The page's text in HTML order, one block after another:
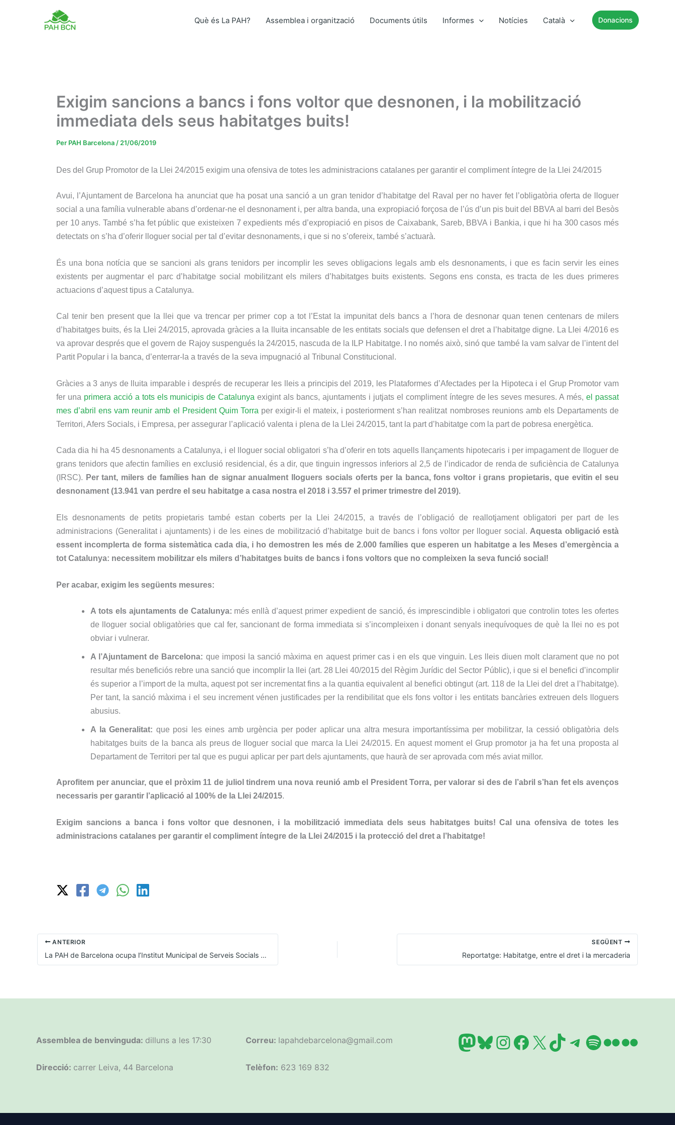
Què és La PAH? Assemblea i organització Documents útils Informes Notícies Català Donacions
Exigim sancions a bancs i fons voltor que desnonen, i la mobilització
immediata dels seus habitatges buits!
Per PAH Barcelona / 21/06/2019
Des del Grup Promotor de la Llei 24/2015 exigim una ofensiva de totes les administracions catalanes per garantir el compliment íntegre de la Llei 24/2015
Avui, l’Ajuntament de Barcelona ha anunciat que ha posat una sanció a un gran tenidor d’habitatge del Raval per no haver fet l’obligatòria oferta de lloguer
social a una família vulnerable abans d’ordenar-ne el desnonament i, per altra banda, una expropiació forçosa de l’ús d’un pis buit del BBVA al barri del Besòs
per 10 anys. També s’ha fet públic que existeixen 7 expedients més d’expropiació en pisos de Caixabank, Sareb, BBVA i Bankia, i que hi ha 300 casos més
detectats on s’ha d’oferir lloguer social per tal d’evitar desnonaments, i que si no s’ofereix, també s’actuarà.
És una bona notícia que se sancioni als grans tenidors per incomplir les seves obligacions legals amb els desnonaments, i que es facin servir les eines
existents per augmentar el parc d’habitatge social mobilitzant els milers d’habitatges buits existents. Segons ens consta, es tracta de les dues primeres
actuacions d’aquest tipus a Catalunya.
Cal tenir ben present que la llei que va trencar per primer cop a tot l’Estat la impunitat dels bancs a l’hora de desnonar quan tenen centenars de milers
d’habitatges buits, és la Llei 24/2015, aprovada gràcies a la lluita incansable de les entitats socials que defensen el dret a l’habitatge digne. La Llei 4/2016 es
va aprovar després que el govern de Rajoy suspengués la 24/2015, nascuda de la ILP Habitatge. I no només això, sinó que també la vam salvar de l’intent del
Partit Popular i la banca, d’enterrar-la a través de la seva impugnació al Tribunal Constitucional.
Gràcies a 3 anys de lluita imparable i després de recuperar les lleis a principis del 2019, les Plataformes d’Afectades per la Hipoteca i el Grup Promotor vam
fer una primera acció a tots els municipis de Catalunya exigint als bancs, ajuntaments i jutjats el compliment íntegre de les seves mesures. A més,el passat
mes d’abril ens vam reunir amb el President Quim Torra per exigir-li el mateix, i posteriorment s’han realitzat nombroses reunions amb els Departaments de
Territori, Afers Socials, i Empresa, per assegurar l’aplicació valenta i plena de la Llei 24/2015, tant la part d’habitatge com la part de pobresa energètica.
Cada dia hi ha 45 desnonaments a Catalunya, i el lloguer social obligatori s’ha d’oferir en tots aquells llançaments hipotecaris i per impagament de lloguer de
grans tenidors que afectin famílies en exclusió residencial, és a dir, que tinguin ingressos inferiors al 2,5 de l’indicador de renda de suficiència de Catalunya
(IRSC). Per tant, milers de famílies han de signar anualment lloguers socials oferts per la banca, fons voltor i grans propietaris, que evitin el seu
desnonament (13.941 van perdre el seu habitatge a casa nostra el 2018 i 3.557 el primer trimestre del 2019).
Els desnonaments de petits propietaris també estan coberts per la Llei 24/2015, a través de l’obligació de reallotjament obligatori per part de les
administracions (Generalitat i ajuntaments) i de les eines de mobilització d’habitatge buit de bancs i fons voltor per lloguer social. Aquesta obligació està
essent incomplerta de forma sistemàtica cada dia, i ho demostren les més de 2.000 famílies que esperen un habitatge a les Meses d’emergència a
tot Catalunya: necessitem mobilitzar els milers d’habitatges buits de bancs i fons voltors que no compleixen la seva funció social!
Per acabar, exigim les següents mesures:
A tots els ajuntaments de Catalunya: més enllà d’aquest primer expedient de sanció, és imprescindible i obligatori que controlin totes les ofertes
de lloguer social obligatòries que cal fer, sancionant de forma immediata si s’incompleixen i donant senyals inequívoques de què la llei no es pot
obviar i vulnerar.
A l’Ajuntament de Barcelona: que imposi la sanció màxima en aquest primer cas i en els que vinguin. Les lleis diuen molt clarament que no pot
resultar més beneficiós rebre una sanció que incomplir la llei (art. 28 Llei 40/2015 del Règim Jurídic del Sector Públic), i que si el benefici d’incomplir
és superior a l’import de la multa, aquest pot ser incrementat fins a la quantia equivalent al benefici obtingut (art. 118 de la Llei del dret a l’habitatge).
Per tant, la sanció màxima i el seu increment vénen justificades per la rendibilitat que els fons voltor i les entitats bancàries extreuen dels lloguers
abusius.
A la Generalitat: que posi les eines amb urgència per poder aplicar una altra mesura importantíssima per mobilitzar, la cessió obligatòria dels
habitatges buits de la banca als preus de lloguer social que marca la Llei 24/2015. En aquest moment el Grup promotor ja ha fet una proposta al
Departament de Territori per tal que es pugui aplicar per part dels ajuntaments, que haurà de ser aprovada com més aviat millor.
Aprofitem per anunciar, que el pròxim 11 de juliol tindrem una nova reunió amb el President Torra, per valorar si des de l’abril s’han fet els avenços
necessaris per garantir l’aplicació al 100% de la Llei 24/2015.
Exigim sancions a banca i fons voltor que desnonen, i la mobilització immediata dels seus habitatges buits! Cal una ofensiva de totes les
administracions catalanes per garantir el compliment íntegre de la Llei 24/2015 i la protecció del dret a l’habitatge!
ANTERIOR
La PAH de Barcelona ocupa l’Institut Municipal de Serveis Socials per exigir reallotjaments dignes a famílies desnonades que es troben en pensions
SEGÜENT
Reportatge: Habitatge, entre el dret i la mercaderia
Assemblea de benvinguda: dilluns a les 17:30
Direcció: carrer Leiva, 44 Barcelona
Correu: lapahdebarcelona@gmail.com
Telèfon: 623 169 832
Mastodon
Bluesky
Instagram
Facebook
X TikTok
Telegram
Spotify
FlickrFlickr